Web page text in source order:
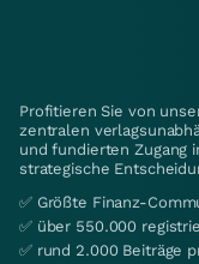
Profitieren Sie von
zentralen
und fundierten Zugang
strategische
✅ Größte Finanz-
✅ über 550.000
✅ rund 2.000 Beiträge